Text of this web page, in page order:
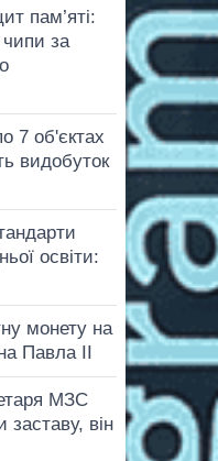
пам’яті:
чипи за
7 об'єктах
видобуток
освіти:
монету на
Павла II
МЗС
заставу, він